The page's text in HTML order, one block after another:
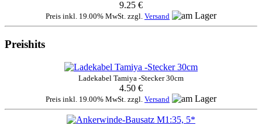
9.25 €
Preis inkl. 19.00% MwSt. zzgl. Versand
Preishits
Ladekabel Tamiya -Stecker 30cm
4.50 €
Preis inkl. 19.00% MwSt. zzgl. Versand